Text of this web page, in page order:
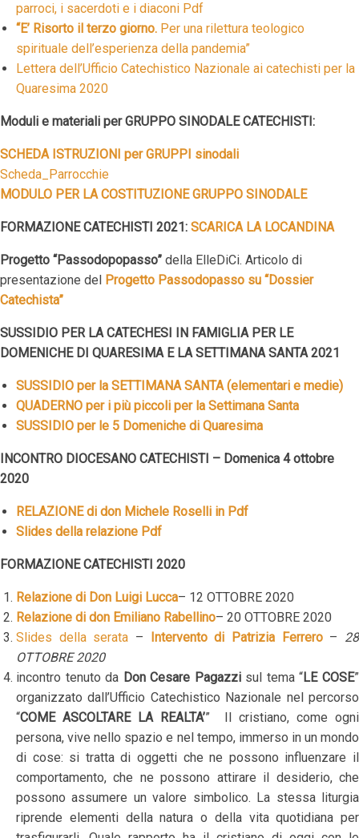
parroci, i sacerdoti e i diaconi Pdf
“E’ Risorto il terzo giorno. Per una rilettura teologico
spirituale dell’esperienza della pandemia”
Lettera dell’Ufficio Catechistico Nazionale ai catechisti per la
Quaresima 2020
Moduli e materiali per GRUPPO SINODALE CATECHISTI:
SCHEDA ISTRUZIONI per GRUPPI sinodali
Scheda_Parrocchie
MODULO PER LA COSTITUZIONE GRUPPO SINODALE
FORMAZIONE CATECHISTI 2021: SCARICA LA LOCANDINA
Progetto “Passodopopasso” della ElleDiCi. Articolo di
presentazione del Progetto Passodopasso su “Dossier
Catechista”
SUSSIDIO PER LA CATECHESI IN FAMIGLIA PER LE
DOMENICHE DI QUARESIMA E LA SETTIMANA SANTA 2021
SUSSIDIO per la SETTIMANA SANTA (elementari e medie)
QUADERNO per i più piccoli per la Settimana Santa
SUSSIDIO per le 5 Domeniche di Quaresima
INCONTRO DIOCESANO CATECHISTI – Domenica 4 ottobre
2020
RELAZIONE di don Michele Roselli in Pdf
Slides della relazione Pdf
FORMAZIONE CATECHISTI 2020
Relazione di Don Luigi Lucca– 12 OTTOBRE 2020
Relazione di don Emiliano Rabellino– 20 OTTOBRE 2020
Slides della serata – Intervento di Patrizia Ferrero – 28
OTTOBRE 2020
incontro tenuto da Don Cesare Pagazzisul tema “LE COSE”
organizzato dall’Ufficio Catechistico Nazionale nel percorso
“COME ASCOLTARE LA REALTA’” Il cristiano, come ogni
persona, vive nello spazio e nel tempo, immerso in un mondo
di cose: si tratta di oggetti che ne possono influenzare il
comportamento, che ne possono attirare il desiderio, che
possono assumere un valore simbolico. La stessa liturgia
riprende elementi della natura o della vita quotidiana per